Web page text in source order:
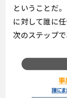
ということだ
に対して誰に
次のステップ